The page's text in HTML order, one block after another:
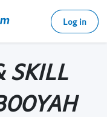
Log in
SKILL